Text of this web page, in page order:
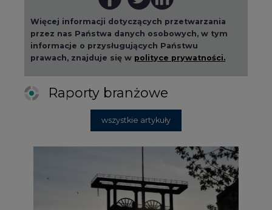
Więcej informacji dotyczących przetwarzania
przez nas Państwa danych osobowych, w tym
informacje o przysługujących Państwu
prawach, znajduje się w polityce prywatności.
Raporty branżowe
wszystkie artykuły